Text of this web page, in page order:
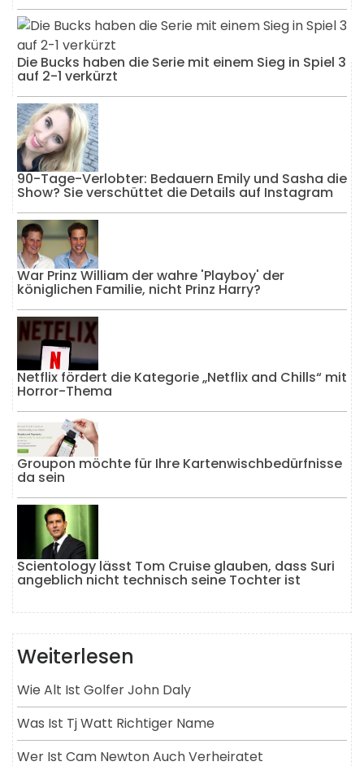
Die Bucks haben die Serie mit einem Sieg in Spiel 3
auf 2-1 verkürzt
90-Tage-Verlobter: Bedauern Emily und Sasha die
Show? Sie verschüttet die Details auf Instagram
War Prinz William der wahre 'Playboy' der
königlichen Familie, nicht Prinz Harry?
Netflix fördert die Kategorie „Netflix and Chills“ mit
Horror-Thema
Groupon möchte für Ihre Kartenwischbedürfnisse
da sein
Scientology lässt Tom Cruise glauben, dass Suri
angeblich nicht technisch seine Tochter ist
Weiterlesen
Wie Alt Ist Golfer John Daly
Was Ist Tj Watt Richtiger Name
Wer Ist Cam Newton Auch Verheiratet